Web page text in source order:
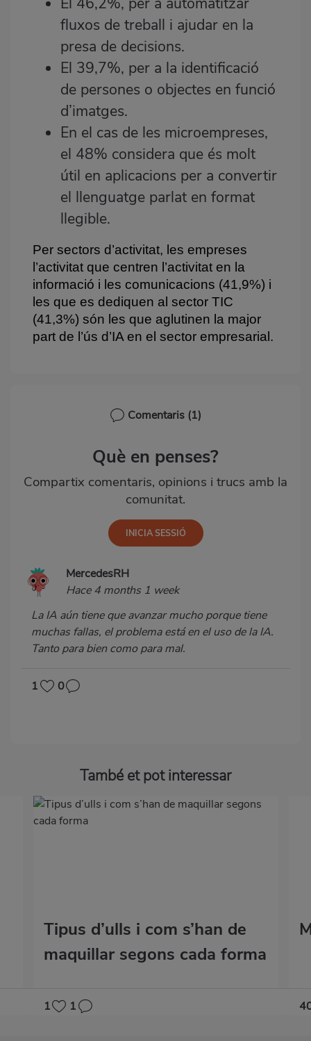
fluxos de treball i ajudar en la
presa de decisions.
El 39,7%, per a la identificació
de persones o objectes en funció
d’imatges.
En el cas de les microempreses,
el 48% considera que és molt
útil en aplicacions per a convertir
el llenguatge parlat en format
llegible.
Per sectors d’activitat, les empreses
l’activitat que centren l’activitat en la
informació i les comunicacions (41,9%) i
les que es dediquen al sector TIC
(41,3%) són les que aglutinen la major
part de l’ús d’IA en el sector empresarial.
Comentaris (1)
Què en penses?
Compartix comentaris, opinions i trucs amb la
comunitat.
MercedesRH
Hace 4 months 1 week
La IA aún tiene que avanzar mucho porque tiene
muchas fallas, el problema está en el uso de la IA.
Tanto para bien como para mal.
1 0
També et pot interessar
Tipus d’ulls i com s’han de
maquillar segons cada forma
1 1